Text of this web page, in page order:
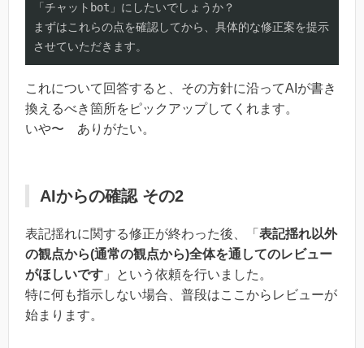
「チャットbot」にしたいでしょうか？
まずはこれらの点を確認してから、具体的な修正案を提示
させていただきます。
これについて回答すると、その方針に沿ってAIが書き
換えるべき箇所をピックアップしてくれます。
いや〜 ありがたい。
AIからの確認 その2
表記揺れに関する修正が終わった後、「 表記揺れ以外
の観点から(通常の観点から)全体を通してのレビュー
がほしいです 」という依頼を行いました。
特に何も指示しない場合、普段はここからレビューが
始まります。